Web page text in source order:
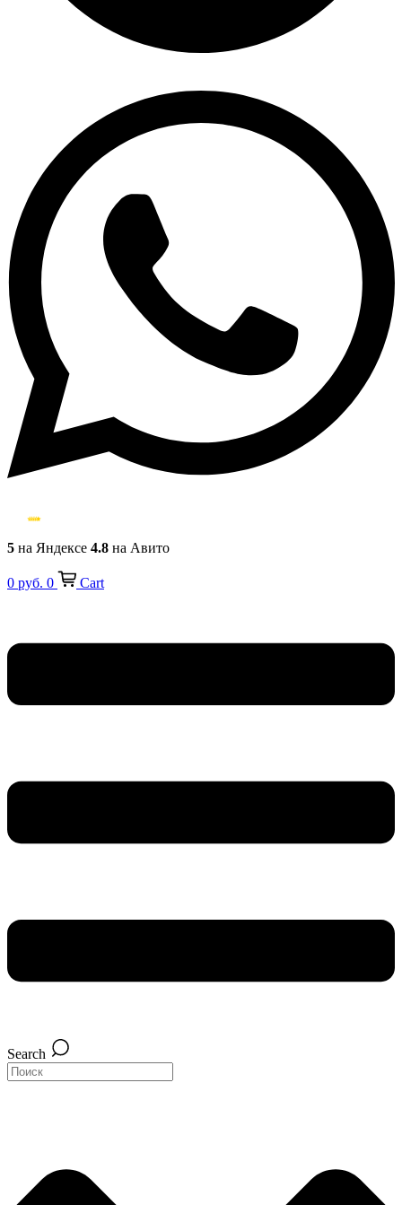
5 на Яндексе 4.8 на Авито
0 руб. 0 Cart
Search